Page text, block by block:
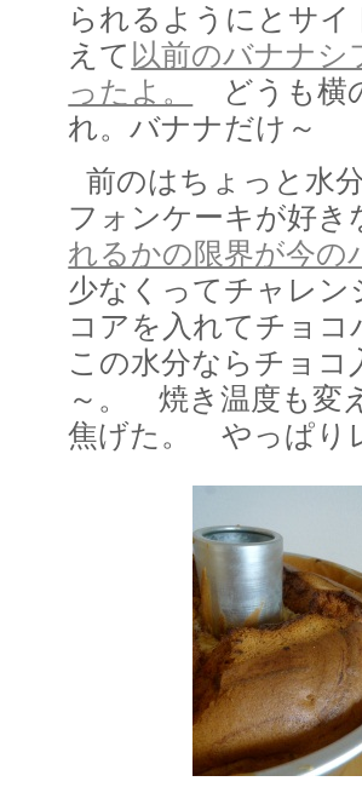
られるようにとサ
えて 以前のバナナ
ったよ。
どうも横
れ。バナナだけ～
前のはちょっと水
フォンケーキが好き
れるかの限界が今の
少なくってチャレン
コアを入れてチョ
この水分ならチョ
～。 焼き温度も変
焦げた。 やっぱり